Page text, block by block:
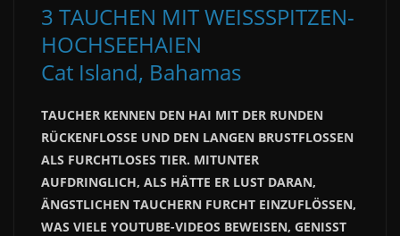
3 TAUCHEN MIT WEISSSPITZEN-
HOCHSEEHAIEN
Cat Island, Bahamas
TAUCHER KENNEN DEN HAI MIT DER RUNDEN
RÜCKENFLOSSE UND DEN LANGEN BRUSTFLOSSEN
ALS FURCHTLOSES TIER. MITUNTER
AUFDRINGLICH, ALS HÄTTE ER LUST DARAN,
ÄNGSTLICHEN TAUCHERN FURCHT EINZUFLÖSSEN,
WAS VIELE YOUTUBE-VIDEOS BEWEISEN, GENISST